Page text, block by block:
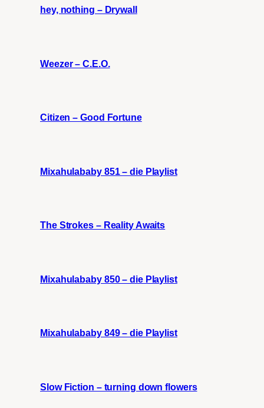
hey, nothing – Drywall
Weezer – C.E.O.
Citizen – Good Fortune
Mixahulababy 851 – die Playlist
The Strokes – Reality Awaits
Mixahulababy 850 – die Playlist
Mixahulababy 849 – die Playlist
Slow Fiction – turning down flowers